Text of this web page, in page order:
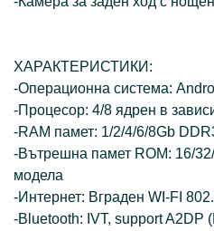
ХАРАКТЕРИСТИКИ:
-Операционна система:
-Процесор: 4/8 ядрен в
-RAM памет: 1/2/4/6/8Gb
-Вътрешна памет ROM: 16/
модела
-Интернет: Вграден WI-FI
-Bluetooth: IVT, support A2DP